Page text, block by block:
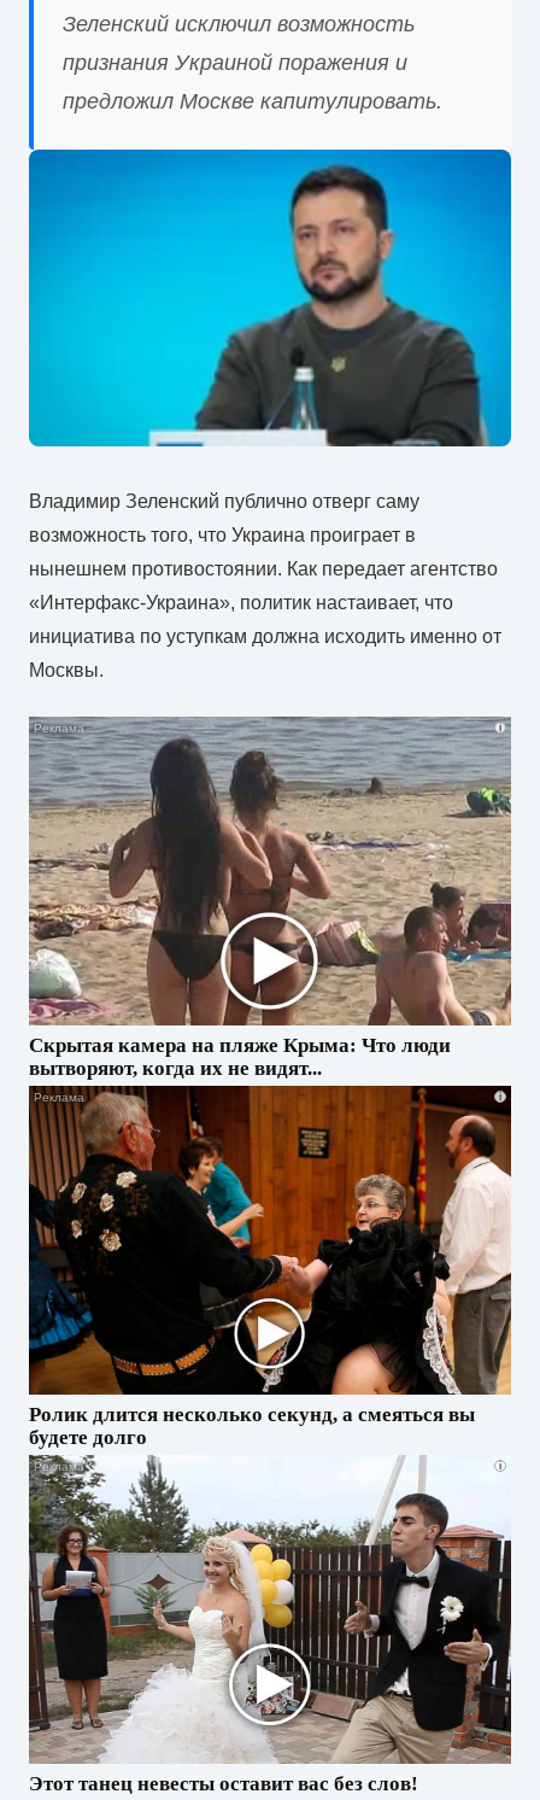
Зеленский исключил возможность
признания Украиной поражения и
предложил Москве капитулировать.
Владимир Зеленский публично отверг саму
возможность того, что Украина проиграет в
нынешнем противостоянии. Как передает агентство
«Интерфакс-Украина», политик настаивает, что
инициатива по уступкам должна исходить именно от
Москвы.
i
Скрытая камера на пляже Крыма: Что люди
вытворяют, когда их не видят...
i
Ролик длится несколько секунд, а смеяться вы
будете долго
i
Этот танец невесты оставит вас без слов!